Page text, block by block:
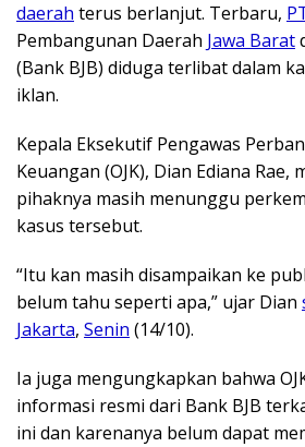
daerah terus berlanjut. Terbaru,
Pembangunan Daerah Jawa Barat
(Bank BJB) diduga terlibat dalam
iklan.
Kepala Eksekutif Pengawas
Keuangan (OJK), Dian Ediana Rae,
pihaknya masih menunggu
kasus tersebut.
“Itu kan masih disampaikan ke
belum tahu seperti apa,” ujar Dian
Jakarta, Senin (14/10).
Ia juga mengungkapkan bahwa
informasi resmi dari Bank BJB
ini dan karenanya belum dapat